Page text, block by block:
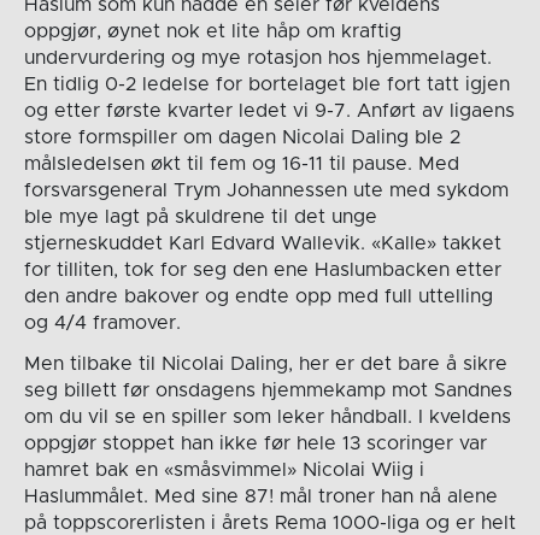
Haslum som kun hadde en seier før kveldens
oppgjør, øynet nok et lite håp om kraftig
undervurdering og mye rotasjon hos hjemmelaget.
En tidlig 0-2 ledelse for bortelaget ble fort tatt igjen
og etter første kvarter ledet vi 9-7. Anført av ligaens
store formspiller om dagen Nicolai Daling ble 2
målsledelsen økt til fem og 16-11 til pause. Med
forsvarsgeneral Trym Johannessen ute med sykdom
ble mye lagt på skuldrene til det unge
stjerneskuddet Karl Edvard Wallevik. «Kalle» takket
for tilliten, tok for seg den ene Haslumbacken etter
den andre bakover og endte opp med full uttelling
og 4/4 framover.
Men tilbake til Nicolai Daling, her er det bare å sikre
seg billett før onsdagens hjemmekamp mot Sandnes
om du vil se en spiller som leker håndball. I kveldens
oppgjør stoppet han ikke før hele 13 scoringer var
hamret bak en «småsvimmel» Nicolai Wiig i
Haslummålet. Med sine 87! mål troner han nå alene
på toppscorerlisten i årets Rema 1000-liga og er helt